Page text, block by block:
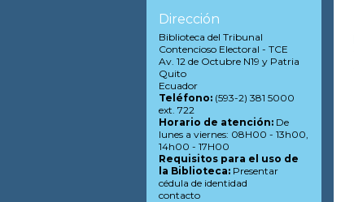
Dirección
Biblioteca del Tribunal
Contencioso Electoral - TCE
Av. 12 de Octubre N19 y Patria
Quito
Ecuador
Teléfono:(593-2) 381 5000
ext. 722
Horario de atención:De
lunes a viernes: 08H00 - 13h00,
14h00 - 17H00
Requisitos para el uso de
la Biblioteca:Presentar
cédula de identidad
contacto